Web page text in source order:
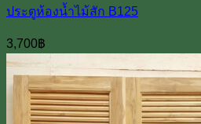
ประตูห้องน้ำไม้สัก B125
3,700฿